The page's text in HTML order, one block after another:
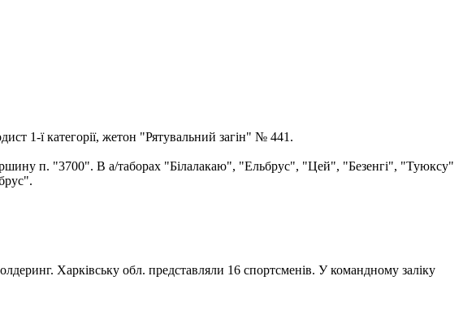
1-ї категорії, жетон "Рятувальний загін" № 441.
п. "3700". В а/таборах "Білалакаю", "Ельбрус", "Цей", "Безенгі", "Туюксу"
Харківську обл. представляли 16 спортсменів. У командному заліку